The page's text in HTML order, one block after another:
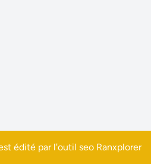
édité par l'outil seo Ranxplorer